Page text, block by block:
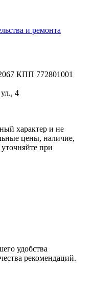
и ремонта
КПП 772801001
4
характер и не
цены, наличие,
при
удобства
рекомендаций.